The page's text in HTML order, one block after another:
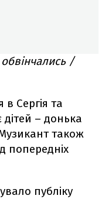
обвінчались /
Сергія та
– донька
також
попередніх
публіку